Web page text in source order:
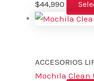
$44,990
ACCESORIOS
Mochila Clean